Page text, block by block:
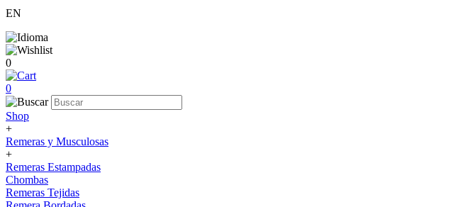
EN
0
0
Shop
+
Remeras y Musculosas
+
Remeras Estampadas
Chombas
Remeras Tejidas